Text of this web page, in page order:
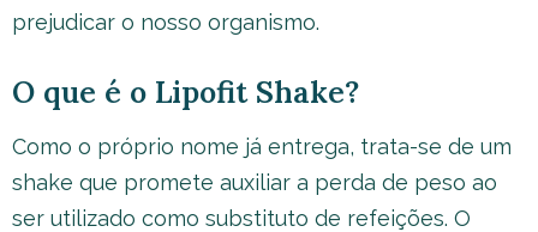
prejudicar o nosso organismo.
O que é o Lipofit Shake?
Como o próprio nome já entrega, trata-se de um
shake que promete auxiliar a perda de peso ao
ser utilizado como substituto de refeições. O